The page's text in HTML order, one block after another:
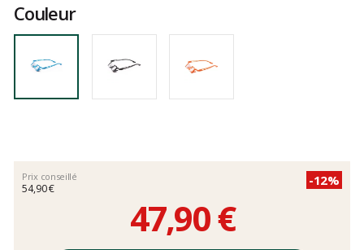
Couleur
Prix conseillé
54,90 €
-12%
47,90 €